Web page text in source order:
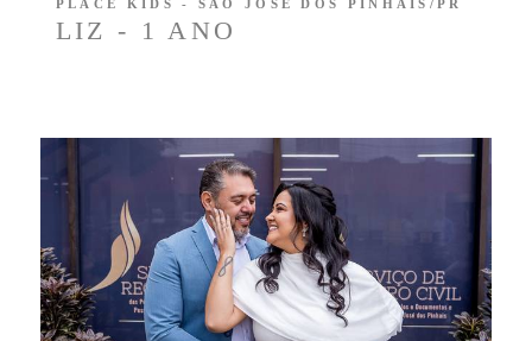
LIZ - 1 ANO
PLACE KIDS - SÃO JOSÉ DOS PINHAIS/PR